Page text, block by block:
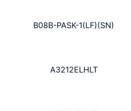
B08B-PASK-1(LF)(SN)
A3212ELHLT